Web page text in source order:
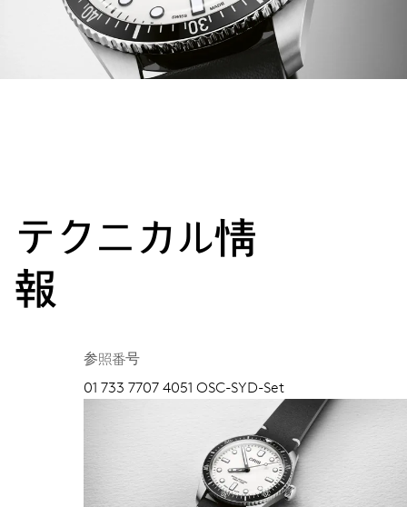
テクニカル情
報
参照番号
01 733 7707 4051 OSC-SYD-Set